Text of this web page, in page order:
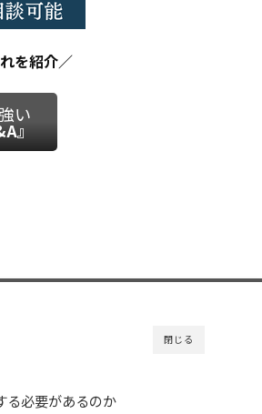
を紹介／
い
』
閉じる
る必要があるのか